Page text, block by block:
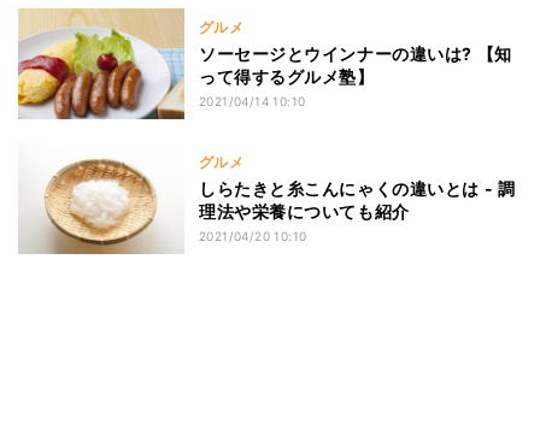
グルメ
ソーセージとウインナーの違いは? 【知
って得するグルメ塾】
2021/04/14 10:10
グルメ
しらたきと糸こんにゃくの違いとは - 調
理法や栄養についても紹介
2021/04/20 10:10